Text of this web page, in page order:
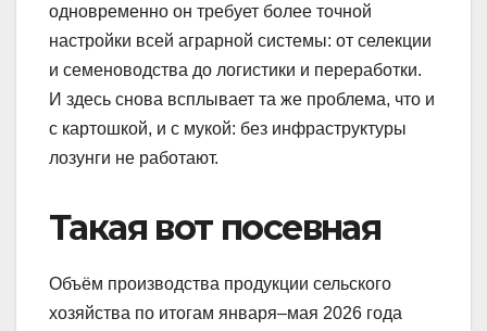
одновременно он требует более точной
настройки всей аграрной системы: от селекции
и семеноводства до логистики и переработки.
И здесь снова всплывает та же проблема, что и
с картошкой, и с мукой: без инфраструктуры
лозунги не работают.
Такая вот посевная
Объём производства продукции сельского
хозяйства по итогам января–мая 2026 года